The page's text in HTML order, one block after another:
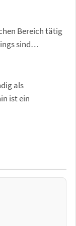
Bereich tätig
sind…
als
ist ein